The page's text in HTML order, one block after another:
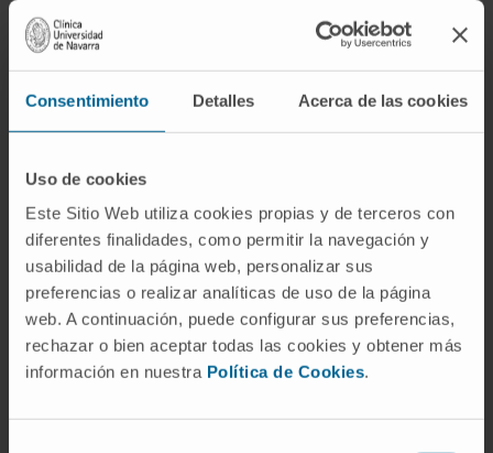
Consentimiento Detalles Acerca de las cookies
Uso de cookies
Este Sitio Web utiliza cookies propias y de terceros con
diferentes finalidades, como permitir la navegación y
usabilidad de la página web, personalizar sus
preferencias o realizar analíticas de uso de la página
web. A continuación, puede configurar sus preferencias,
rechazar o bien aceptar todas las cookies y obtener más
información en nuestra Política de Cookies.
Traitement
Chirurgie de
l’hyperthyroïdie
Traitement conservateur de
l’hyperthyroïdie
Une fois l’hyperthyroïdie diagnostiquée, il
convient de mettre en place un traitement
médicamenteux par antithyroïdiens
administrés par voie orale (carbimazole,
méthimazole, propylthiouracile), qui inhibent la
permettent une amélioration des symptômes